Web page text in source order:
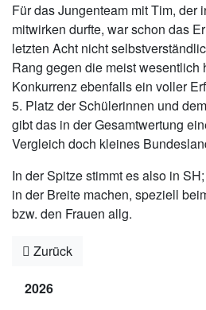
Für das Jungenteam mit Tim, der
mitwirken durfte, war schon das
letzten Acht nicht
Rang gegen die meist wesentlich
Konkurrenz ebenfalls ein voller
5. Platz der Schülerinnen und
gibt das in der Gesamtwertung
Vergleich doch kleines
In der Spitze stimmt es also in
in der Breite machen, speziell
bzw. den Frauen allg.
Zurück
2026